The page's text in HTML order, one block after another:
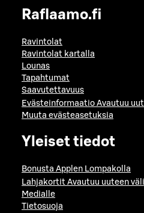
Raflaamo.fi
Ravintolat
Ravintolat kartalla
Lounas
Tapahtumat
Saavutettavuus
Evästeinformaatio Avautuu
Muuta evästeasetuksia
Yleiset tiedot
Bonusta Applen Lompakolla
Lahjakortit Avautuu uuteen
Medialle
Tietosuoja